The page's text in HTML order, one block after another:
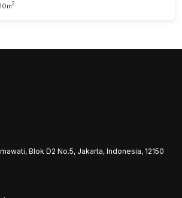
2
Blok D2 No.5, Jakarta, Indonesia, 12150